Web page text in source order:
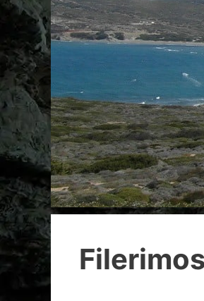
Filerimos